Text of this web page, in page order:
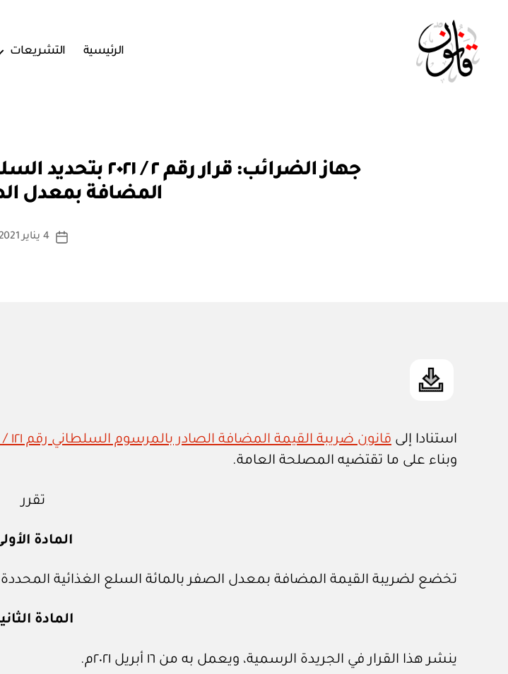
الرئيسية التشريعات
التصنيفات
جهاز الضرائب: قرار
المضافة بمعدل
كاتب
بو
ة
تاريخ
4 يناير 2021
استنادا إلى قانون ضريبة القيمة المضافة الصادر بالمرسوم السلطاني رقم ١٢١ / ٢٠٢٠
وبناء على ما تقتضيه المصلحة العامة.
تقرر
المادة
تخضع لضريبة القيمة المضافة بمعدل الصفر بالمائة السلع الغذائية المحددة
المادة
ينشر هذا القرار في الجريدة الرسمية، ويعمل به من ١٦ أبريل ٢٠٢١م.